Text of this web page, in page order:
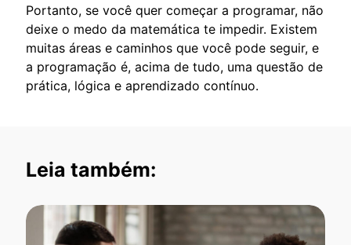
Portanto, se você quer começar a programar, não
deixe o medo da matemática te impedir. Existem
muitas áreas e caminhos que você pode seguir, e
a programação é, acima de tudo, uma questão de
prática, lógica e aprendizado contínuo.
Leia também: